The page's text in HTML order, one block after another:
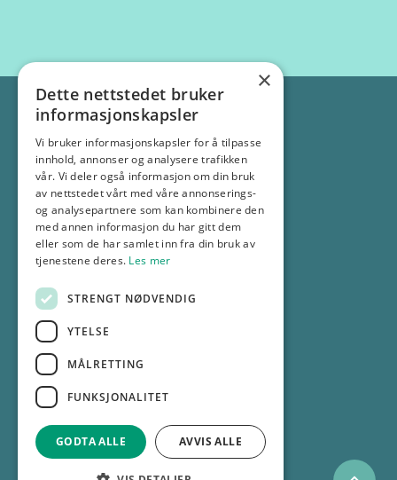
Adresse:
Os allé 13, 1777 Halden
Kontakt:
69 18 30 00
info@gp.no
Selskapsinformasjon
Personvernerklæring
×
Dette nettstedet bruker
informasjonskapsler
Vi bruker informasjonskapsler for å tilpasse
innhold, annonser og analysere trafikken
vår. Vi deler også informasjon om din bruk
av nettstedet vårt med våre annonserings-
og analysepartnere som kan kombinere den
med annen informasjon du har gitt dem
eller som de har samlet inn fra din bruk av
tjenestene deres. Les mer
STRENGT NØDVENDIG
YTELSE
MÅLRETTING
FUNKSJONALITET
GODTA ALLE AVVIS ALLE